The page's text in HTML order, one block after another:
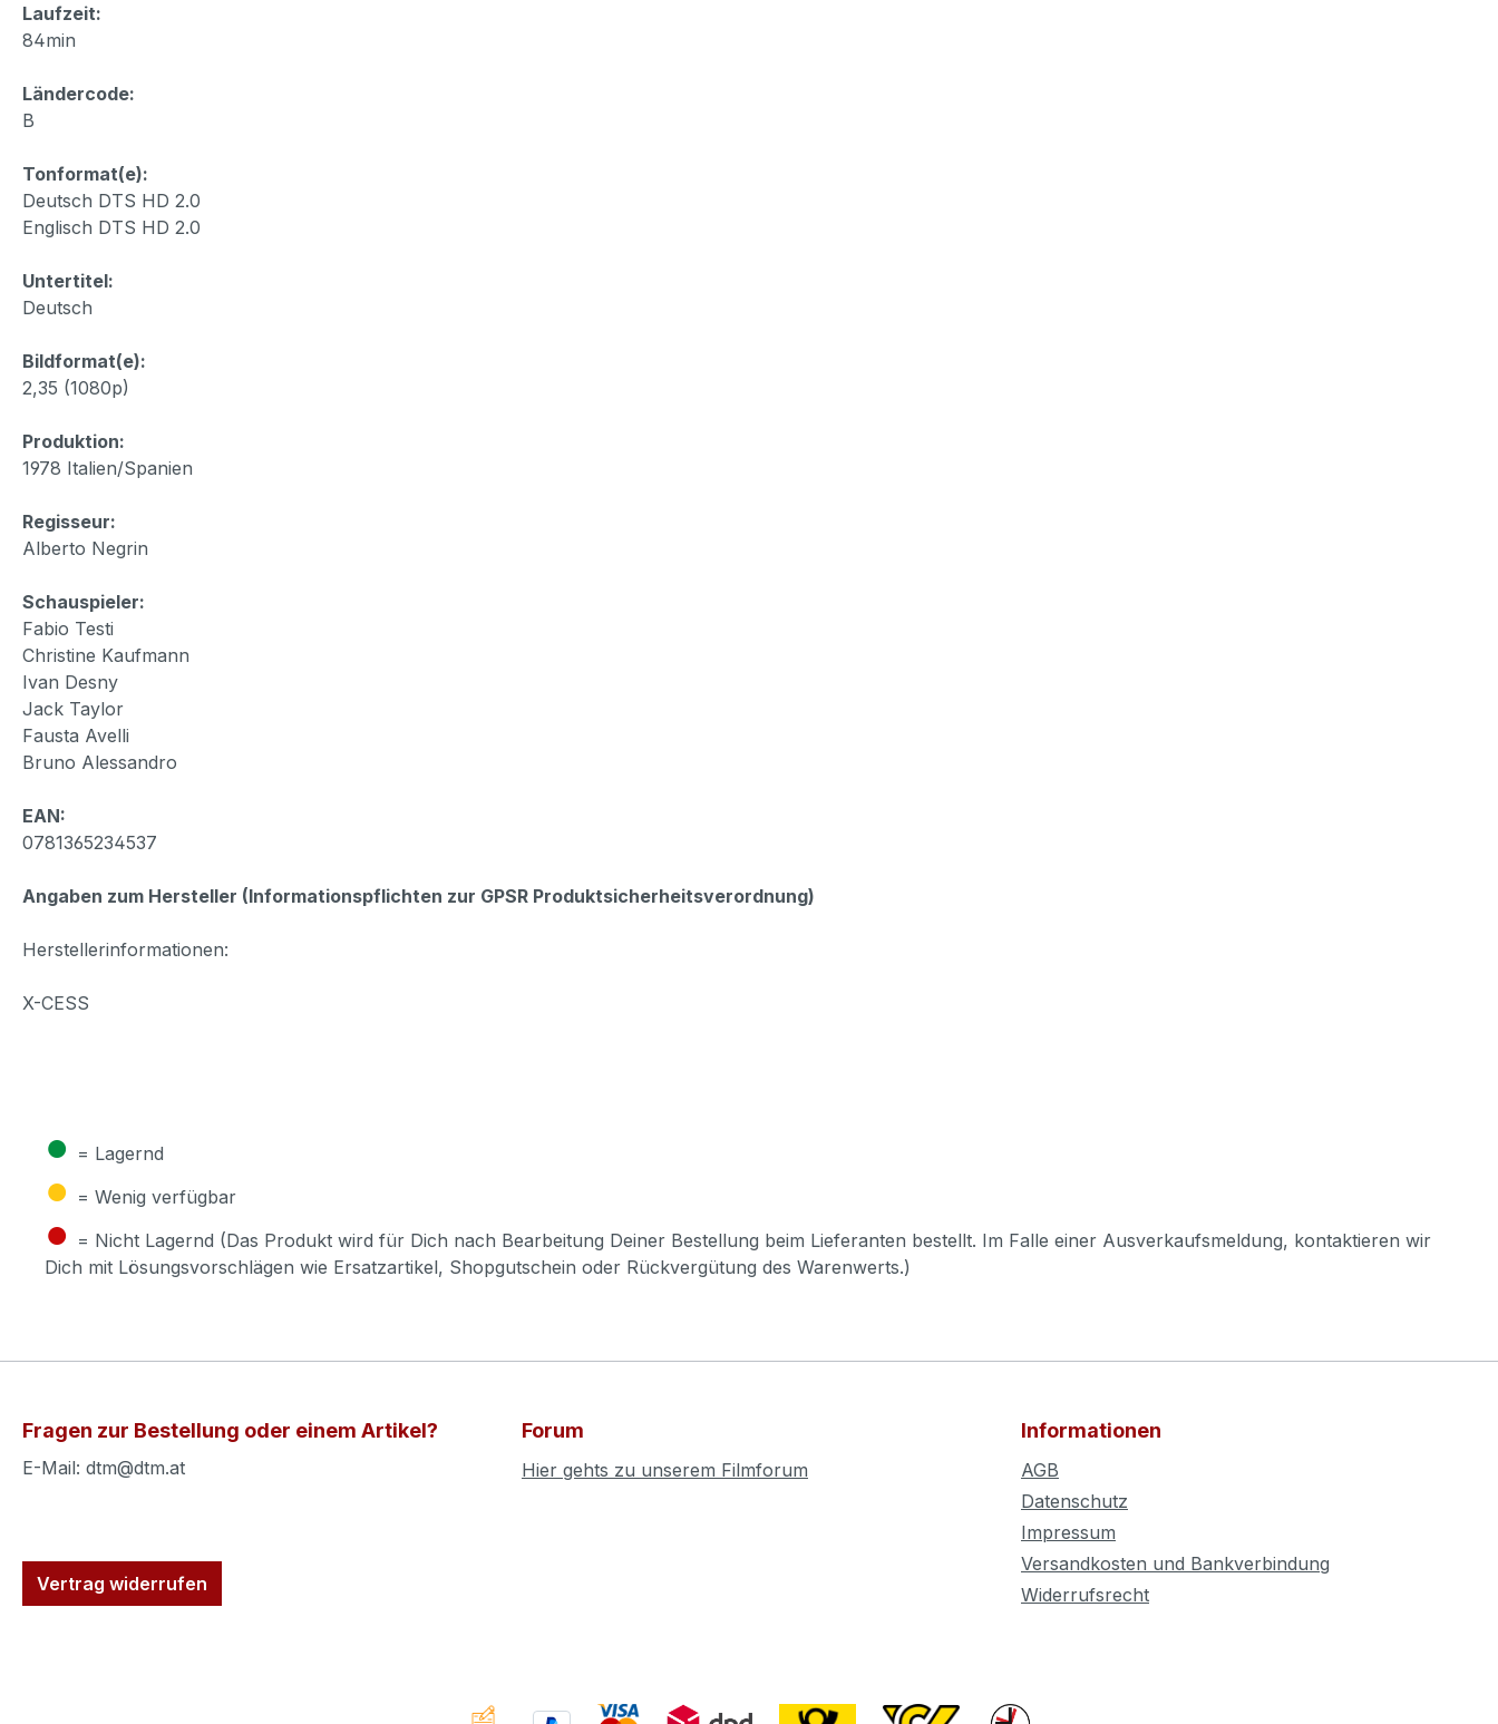
Laufzeit:
84min
Ländercode:
B
Tonformat(e):
Deutsch DTS HD 2.0
Englisch DTS HD 2.0
Untertitel:
Deutsch
Bildformat(e):
2,35 (1080p)
Produktion:
1978 Italien/Spanien
Regisseur:
Alberto Negrin
Schauspieler:
Fabio Testi
Christine Kaufmann
Ivan Desny
Jack Taylor
Fausta Avelli
Bruno Alessandro
EAN:
0781365234537
Angaben zum Hersteller (Informationspflichten zur GPSR Produktsicherheitsverordnung)
Herstellerinformationen:
X-CESS
● = Lagernd
● = Wenig verfügbar
● = Nicht Lagernd (Das Produkt wird für Dich nach Bearbeitung Deiner Bestellung beim Lieferanten bestellt. Im Falle einer Ausverkaufsmeldung, kontaktieren wir
Dich mit Lösungsvorschlägen wie Ersatzartikel, Shopgutschein oder Rückvergütung des Warenwerts.)
Fragen zur Bestellung oder einem Artikel?
E-Mail: dtm@dtm.at
Vertrag widerrufen
Forum
Hier gehts zu unserem Filmforum
Informationen
AGB
Datenschutz
Impressum
Versandkosten und Bankverbindung
Widerrufsrecht